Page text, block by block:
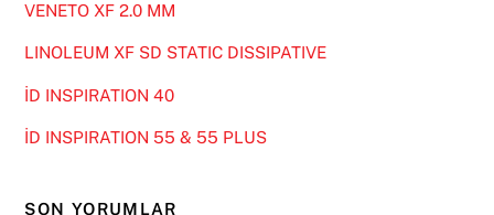
VENETO XF 2.0 MM
LINOLEUM XF SD STATIC DISSIPATIVE
İD INSPIRATION 40
İD INSPIRATION 55 & 55 PLUS
SON YORUMLAR